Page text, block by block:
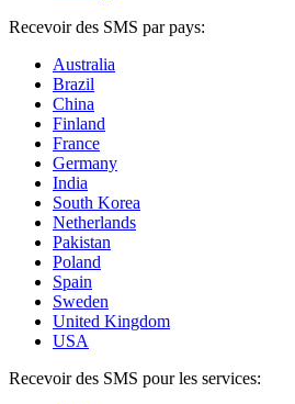
Recevoir des SMS par pays:
Australia
Brazil
China
Finland
France
Germany
India
South Korea
Netherlands
Pakistan
Poland
Spain
Sweden
United Kingdom
USA
Recevoir des SMS pour les services: